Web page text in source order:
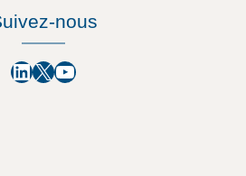
nous
LinkedIn
X YouTube